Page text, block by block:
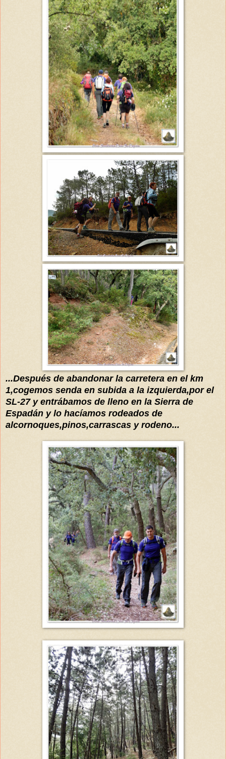
...Después de abandonar la carretera en el km
1,cogemos senda en subida a la izquierda,por el
SL-27y entrábamos de lleno en la Sierra de
Espadán y lo hacíamos rodeados de
alcornoques,pinos,carrascas y rodeno...